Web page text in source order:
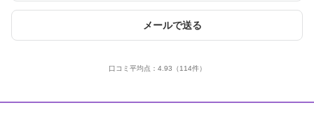
メールで送る
口コミ平均点： 4.93 （114件）